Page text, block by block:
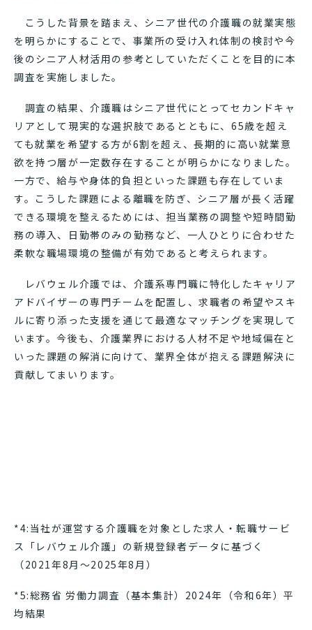
こうした背景を踏まえ、シニア世代の介護職の就業実態
を明らかにすることで、事業所の受け入れ体制の検討や今
後のシニア人材活用の参考としていただくことを目的に本
調査を実施しました。
調査の結果、介護職はシニア世代にとってセカンドキャ
リアとして現実的な選択肢であるとともに、65歳を超え
ても就業を希望する方が6割を超え、長期的に高い就業意
欲を持つ層が一定数存在することが明らかになりました。
一方で、給与や身体的負担といった課題も存在していま
す。こうした課題による離職を防ぎ、シニア層が長く活躍
できる環境を整えるためには、担当業務の調整や短時間勤
務の導入、日勤帯のみの勤務など、一人ひとりに合わせた
柔軟な職場環境の整備が有効であると考えられます。
レバウェル介護では、介護系専門職に特化したキャリア
アドバイザーの専門チームを配置し、求職者の希望やスキ
ルに寄り添った支援を通じて最適なマッチングを実現して
います。今後も、介護業界における人材不足や地域偏在と
いった課題の解消に向けて、業界全体が抱える課題解決に
貢献してまいります。
*4:当社が運営する介護職を対象とした求人・転職サービ
ス「レバウェル介護」の新規登録者データに基づく
（2021年8月～2025年8月）
*5:総務省 労働力調査（基本集計）2024年（令和6年）平
均結果